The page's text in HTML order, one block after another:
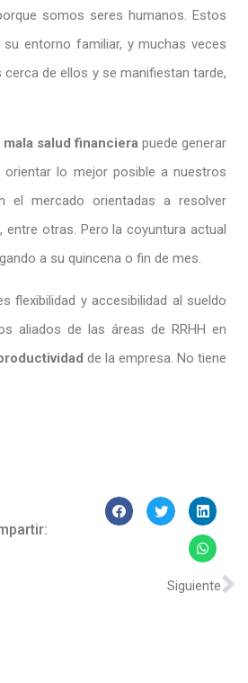
somos seres humanos. Estos
entorno familiar, y muchas veces
de ellos y se manifiestan tarde,
mala salud financierapuede generar
lo mejor posible a nuestros
el mercado orientadas a resolver
otras. Pero la coyuntura actual
a su quincena o fin de mes.
flexibilidad y accesibilidad al sueldo
aliados de las áreas de RRHH en
de la empresa. No tiene
Siguiente